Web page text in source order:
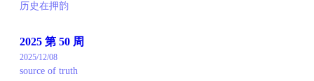
历史在押韵
2025 第 50 周
2025/12/08
source of truth